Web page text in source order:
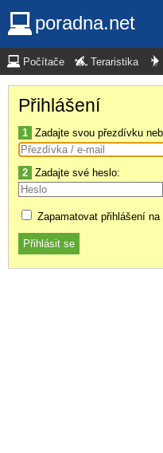
poradna.net
Počítače Teraristika
Přihlášení
1 Zadajte svou přezdívku
2 Zadajte své heslo:
Zapamatovat přihlášení